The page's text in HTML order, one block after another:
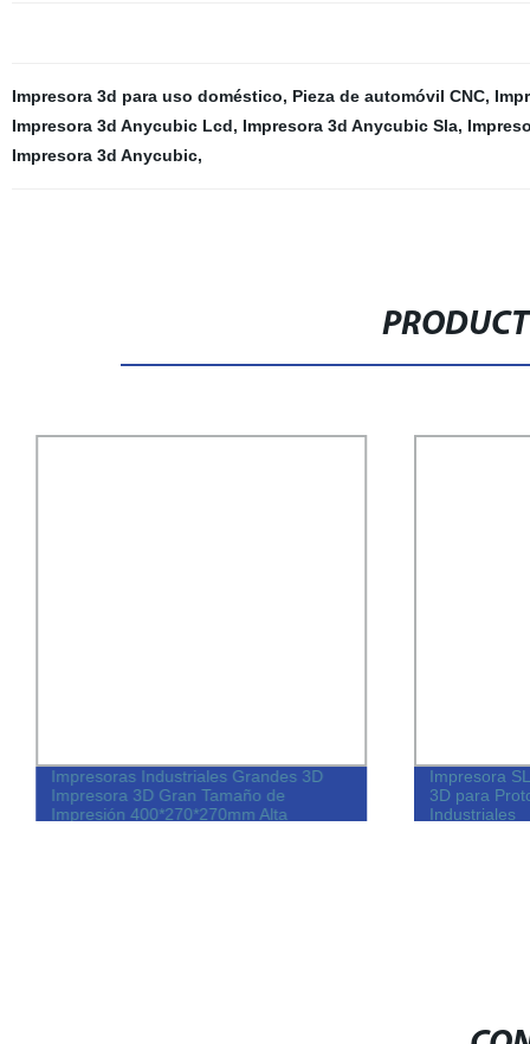
Impresora 3d para uso doméstico, Pieza de automóvil CNC,
Impresora 3d Anycubic Lcd, Impresora 3d Anycubic Sla,
Impresora 3d Anycubic,
Impresoras Industriales Grandes 3D
Impresora 3D Gran Tamaño de
Impresión 400*270*270mm Alta
Impresora
3D para
Industriales